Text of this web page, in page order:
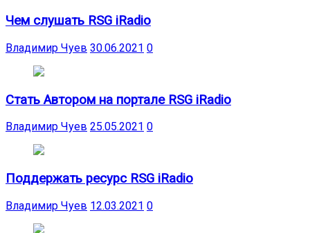
Чем слушать RSG iRadio
Владимир Чуев 30.06.2021 0
Стать Автором на портале RSG iRadio
Владимир Чуев 25.05.2021 0
Поддержать ресурс RSG iRadio
Владимир Чуев 12.03.2021 0